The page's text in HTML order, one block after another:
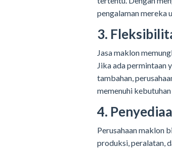
pengalaman mereka
3.
Jasa maklon
Jika ada permintaan
tambahan,
memenuhi
4.
Perusahaan maklon
produksi, peralatan,